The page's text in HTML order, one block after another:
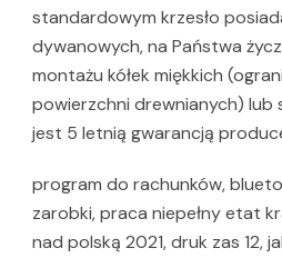
standardowym krzesło
dywanowych, na Państwa
montażu kółek miękkich
powierzchni drewnianych) lub
jest 5 letnią gwarancją
program do rachunków,
zarobki, praca niepełny etat
nad polską 2021, druk zas 12,